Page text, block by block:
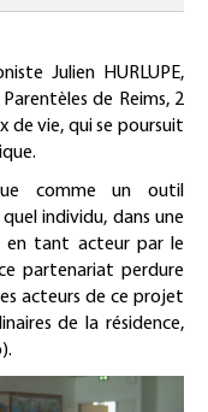
Julien HURLUPE,
de Reims, 2
de vie, qui se poursuit
comme un outil
individu, dans une
en tant acteur par le
partenariat perdure
acteurs de ce projet
de la résidence,